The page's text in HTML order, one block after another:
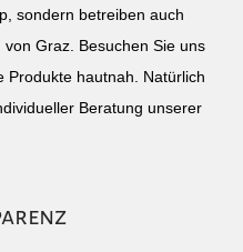
sondern betreiben auch
Graz. Besuchen Sie uns
Produkte hautnah. Natürlich
Beratung unserer